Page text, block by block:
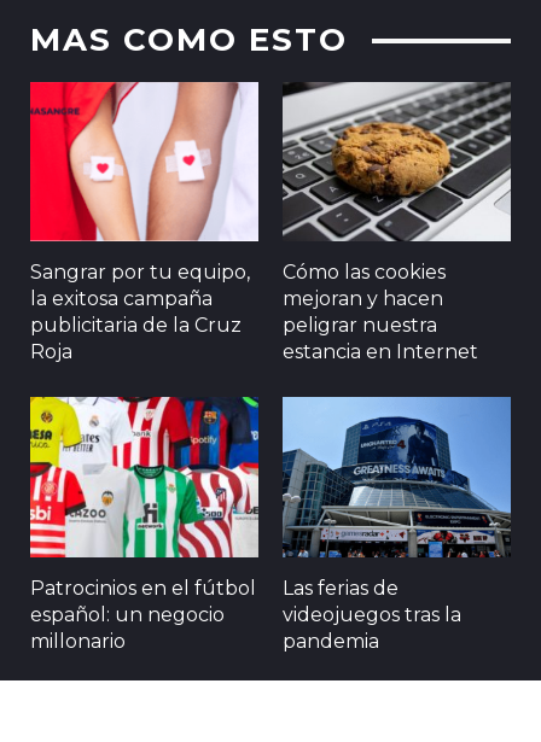
MAS COMO ESTO
Sangrar por tu equipo,
la exitosa campaña
publicitaria de la Cruz
Roja
Cómo las cookies
mejoran y hacen
peligrar nuestra
estancia en Internet
Patrocinios en el fútbol
español: un negocio
millonario
Las ferias de
videojuegos tras la
pandemia